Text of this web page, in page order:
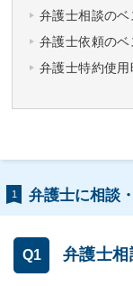
弁護士相談の
弁護士依頼の
弁護士特約使
1 弁護士に相談
Q1 弁護士